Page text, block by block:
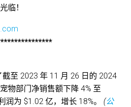
临！
截至 2023 年 11 月 26 日的 2024
物部门净销售额下降 4% 至
润为 $1.02 亿，增长 18%。
(公